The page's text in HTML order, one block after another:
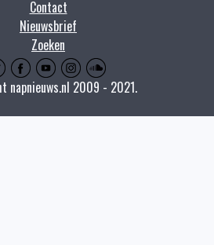
Contact
Nieuwsbrief
Zoeken
napnieuws.nl 2009 - 2021.